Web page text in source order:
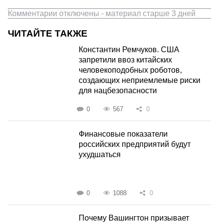
Комментарии отключены - материал старше 3 дней
ЧИТАЙТЕ ТАКЖЕ
Константин Ремчуков. США
запретили ввоз китайских
человекоподобных роботов,
создающих неприемлемые риски
для нацбезопасности
0 567 0
Финансовые показатели
российских предприятий будут
ухудшаться
0 1088 0
Почему Вашингтон призывает